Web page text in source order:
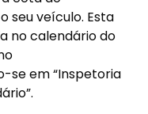
seu veículo. Esta
no calendário do
se em “Inspetoria